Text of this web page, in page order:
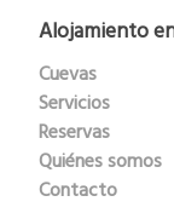
Alojamiento
Cuevas
Servicios
Reservas
Quiénes somos
Contacto